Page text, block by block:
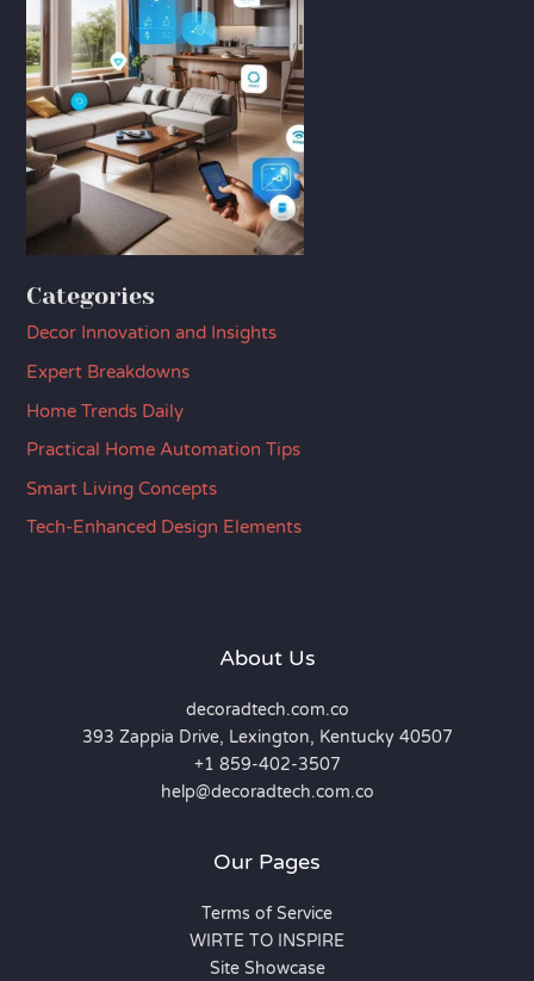
Categories
Decor Innovation and Insights
Expert Breakdowns
Home Trends Daily
Practical Home Automation Tips
Smart Living Concepts
Tech-Enhanced Design Elements
About Us
decoradtech.com.co
393 Zappia Drive, Lexington, Kentucky 40507
+1 859-402-3507
help@decoradtech.com.co
Our Pages
Terms of Service
WIRTE TO INSPIRE
Site Showcase